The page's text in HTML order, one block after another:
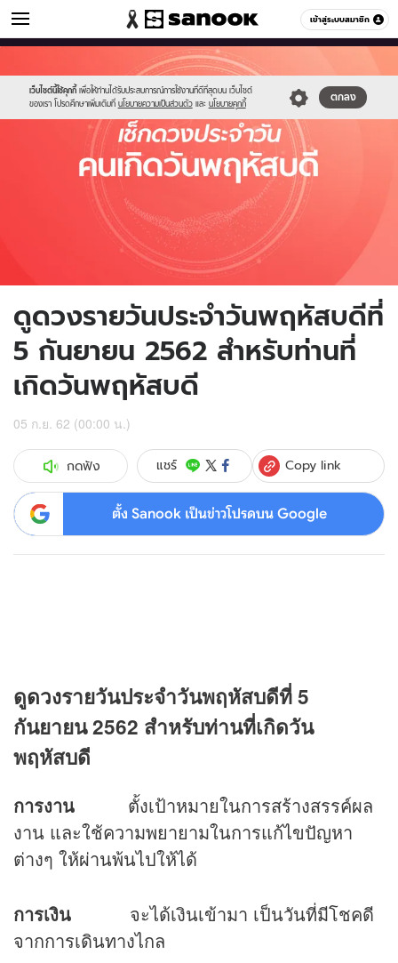
เข้าสู่ระบบสมาชิก
ดูดวง หมวดอื่นๆ
เว็บไซต์นี้ใช้คุกกี้ เพื่อให้ท่านได้รับประสบการณ์การใช้งานที่ดีที่สุดบน เว็บไซต์
ของเรา โปรดศึกษาเพิ่มเติมที่ นโยบายความเป็นส่วนตัว และ นโยบายคุกกี้
ตกลง
//s.isanook.com/sr/0/images/logo-
new-
sanook.png
//s.isanook.com/ho/0/ud/fxd/day/thursday.jpg
ดูดวงรายวันประจำวันพฤหัสบดีที่
5 กันยายน 2562 สำหรับท่านที่
เกิดวันพฤหัสบดี
05 ก.ย. 62 (00:00 น.)
กดฟัง แชร์ Copy link
ตั้ง Sanook เป็นข่าวโปรดบน Google
ดูดวงรายวันประจำวันพฤหัสบดีที่ 5
กันยายน 2562 สำหรับท่านที่เกิดวัน
พฤหัสบดี
การงาน ตั้งเป้าหมายในการสร้างสรรค์ผล
งาน และใช้ความพยายามในการแก้ไขปัญหา
ต่างๆ ให้ผ่านพ้นไปให้ได้
การเงิน จะได้เงินเข้ามา เป็นวันที่มีโชคดี
จากการเดินทางไกล